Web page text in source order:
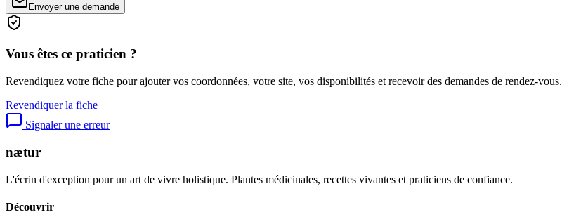
Envoyer une demande
Vous êtes ce praticien ?
Revendiquez votre fiche pour ajouter vos coordonnées, votre site, vos disponibilités et recevoir des demandes de rendez-vous.
Revendiquer la fiche
Signaler une erreur
nætur
L'écrin d'exception pour un art de vivre holistique. Plantes médicinales, recettes vivantes et praticiens de confiance.
Découvrir